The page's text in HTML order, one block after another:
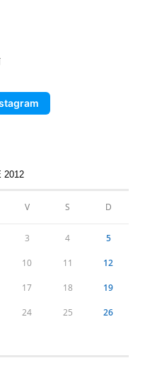
2012
V S D
3 4 5
10 11 12
17 18 19
24 25 26